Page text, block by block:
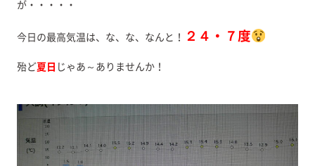
が・・・・・
今日の最高気温は、な、な、なんと！ ２４・７度
殆ど夏日 じゃあ～ありませんか！